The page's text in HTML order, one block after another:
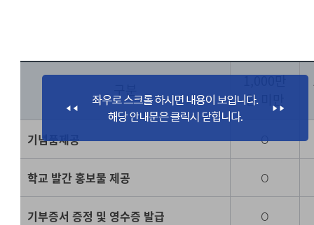
1,000만
원 미만
기념품제공 O
학교 발간 홍보물 제공 O
기부증서 증정 및 영수증 발급 O